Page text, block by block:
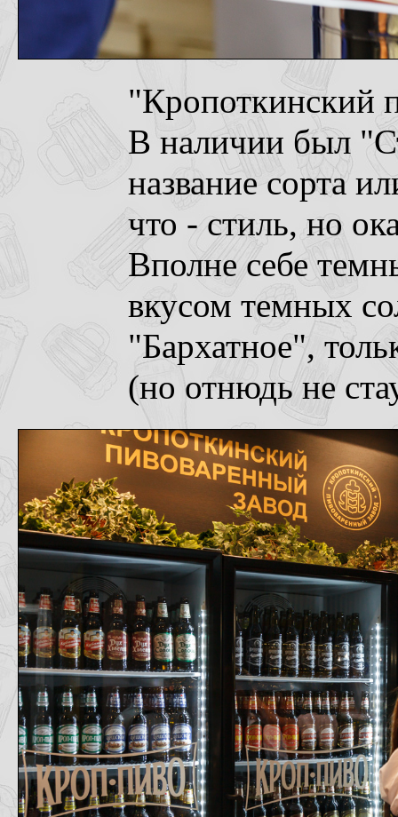
"Кропоткинский
В наличии был
название сорта
что - стиль, но
Вполне себе
вкусом темных
"Бархатное",
(но отнюдь не